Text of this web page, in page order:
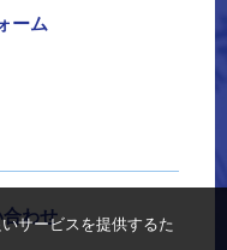
ーム
わせ
サービスを提供するた